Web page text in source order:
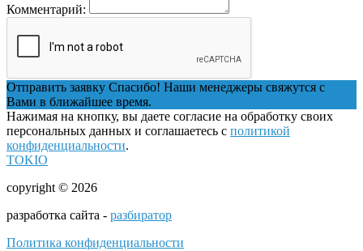
Комментарий:
Отправить заявку Спасибо! Наши менеджеры свяжутся с
Вами в ближайшее время.
Нажимая на кнопку, вы даете согласие на обработку своих
персональных данных и соглашаетесь с политикой
конфиденциальности.
TOKIO
copyright © 2026
разработка сайта - разбиратор
Политика конфиденциальности